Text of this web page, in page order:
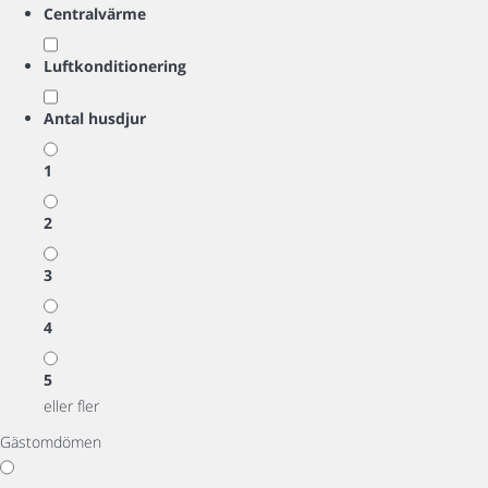
Centralvärme
Luftkonditionering
Antal husdjur
1
2
3
4
5
eller fler
Gästomdömen